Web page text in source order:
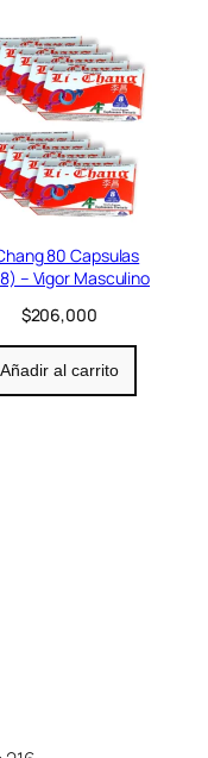
80 Capsulas
– Vigor Masculino
$206,000
Añadir al carrito